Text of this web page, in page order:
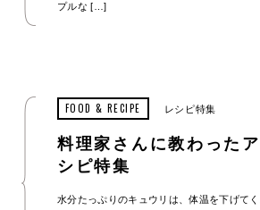
プルな […]
FOOD & RECIPE レシピ特集
料理家さんに教わった
シピ特集
水分たっぷりのキュウリは、体温を下げて